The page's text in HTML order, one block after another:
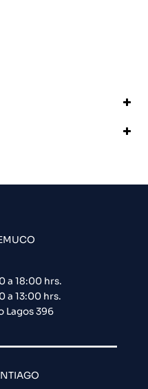
a 18:00 hrs.
a 13:00 hrs.
Lagos 396